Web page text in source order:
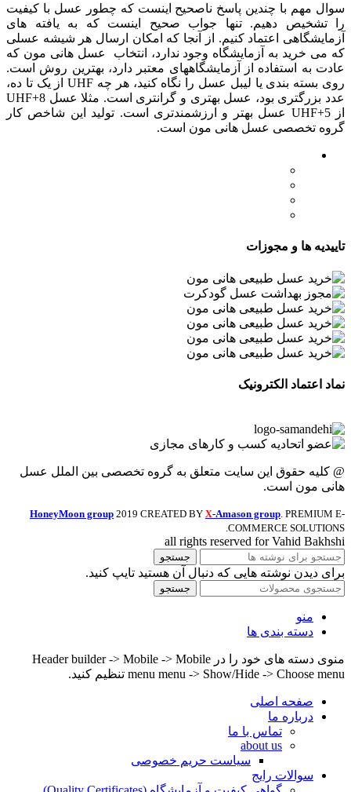
سوال مهم با چندین پاسخ ناصحیح اینست که چطور عسل با کیفیت
را تشخیص دهیم. تنها جواب صحیح اینست که به یافته های
آزمایشگاهی اعتماد کنیم. از آنجا که امکان ارسال هر شیشه عسلی
که می خرید به آزمایشگاه وجود ندارد، انتخاب عسل هانی مون که
عادت به استفاده از آزمایشگاههای معتبر دارد، بهترین روش است.
روی بسته بندی یا لیبل عسل را نگاه کنید، هر چه UHF از یک تا ده،
عدد بزرگتری بود، عسل بهتری و گرانتری است. مثلا عسل UHF+8
از UHF+5 عسل بهتر و ارزشمندتری است. تولید این شاخص کار
گروه تخصصی عسل هانی مون است.
تاییدیه ها و مجوزات
نماد اعتماد الکترونیک
@ کلیه حقوق این سایت متعلق به گروه تخصصی بین الملل عسل
هانی مون است.
HoneyMoon group 2019 CREATED BY X-Amason group. PREMIUM E-
COMMERCE SOLUTIONS.
all rights reserved for Vahid Bakhshi
جستجو
برای دیدن نوشته هایی که دنبال آن هستید تایپ کنید.
جستجو
منو
دسته بندی ها
منوی دسته های خود را در Header builder -> Mobile -> Mobile
menu menu -> Show/Hide -> Choose menu تنظیم کنید.
صفحه اصلی
درباره ما
تماس با ما
about us
سیاست حریم خصوصی
سوالات رایج